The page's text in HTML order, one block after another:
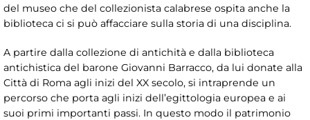
del museo che del collezionista calabrese ospita anche la
biblioteca ci si può affacciare sulla storia di una disciplina.
A partire dalla collezione di antichità e dalla biblioteca
antichistica del barone Giovanni Barracco, da lui donate alla
Città di Roma agli inizi del XX secolo, si intraprende un
percorso che porta agli inizi dell’egittologia europea e ai
suoi primi importanti passi. In questo modo il patrimonio